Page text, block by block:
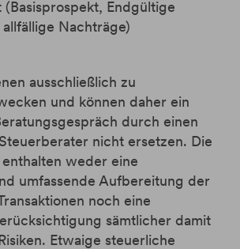
(Basisprospekt, Endgültige
Nachträge)
ausschließlich zu
und können daher ein
durch einen
nicht ersetzen. Die
weder eine
umfassende Aufbereitung der
noch eine
sämtlicher damit
Etwaige steuerliche